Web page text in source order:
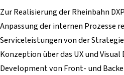
Zur Realisierung der Rheinbahn
Anpassung der internen Prozesse
Serviceleistungen von der
Konzeption über das UX und Visual
Development von Front- und